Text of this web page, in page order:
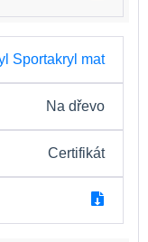
Sportakryl mat
Na dřevo
Certifikát